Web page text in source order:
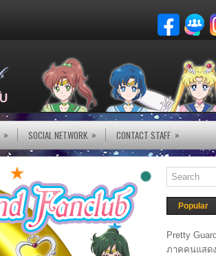
» SOCIAL NETWORK » CONTACT STAFF »
Popular
Pretty
ภาคคนแสดง